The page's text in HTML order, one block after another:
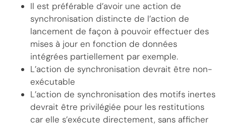
Il est préférable d’avoir une action de
synchronisation distincte de l’action de
lancement de façon à pouvoir effectuer des
mises à jour en fonction de données
intégrées partiellement par exemple.
L’action de synchronisation devrait être non-
exécutable
L’action de synchronisation des motifs inertes
devrait être privilégiée pour les restitutions
car elle s’exécute directement, sans afficher